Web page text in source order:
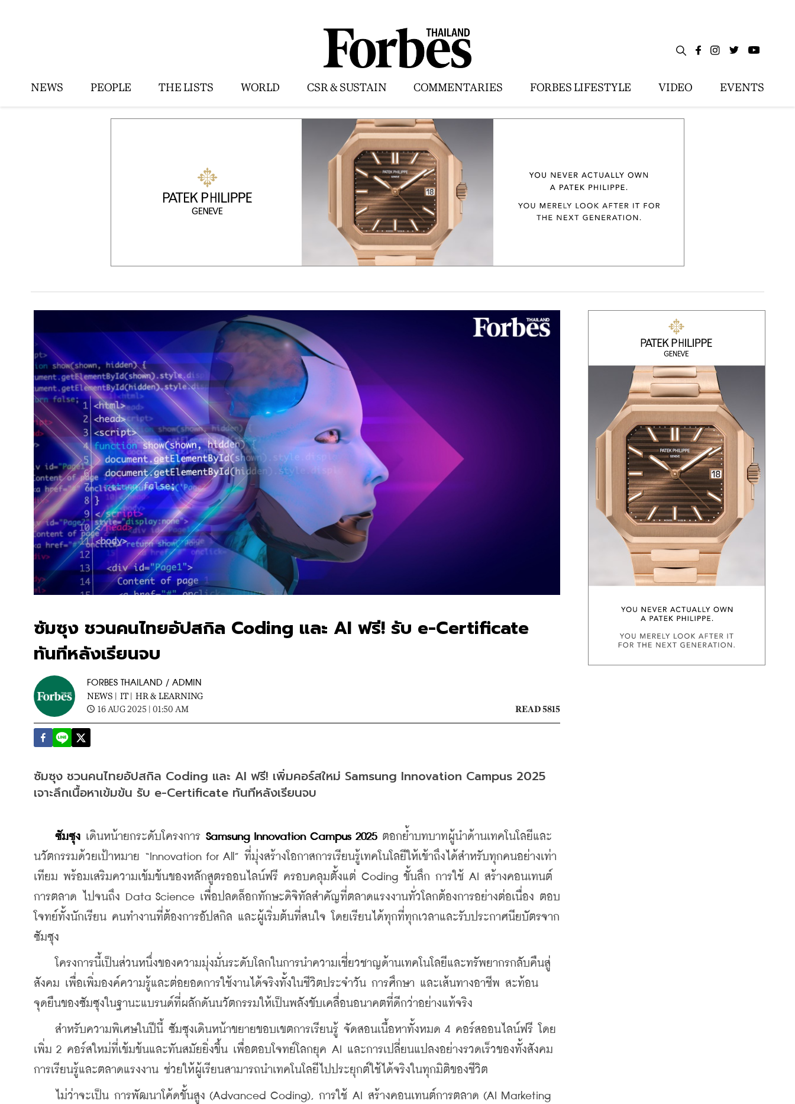
NEWS PEOPLE THE LISTS WORLD CSR & SUSTAIN COMMENTARIES FORBES LIFESTYLE VIDEO EVENTS
ซัมซุง ชวนคนไทยอัปสกิล Coding และ AI ฟรี! รับ e-Certificate
ทันทีหลังเรียนจบ
FORBES THAILAND / ADMIN
NEWS | IT | HR & LEARNING
16 AUG 2025 | 01:50 AM
READ 5815
ซัมซุง ชวนคนไทยอัปสกิล Coding และ AI ฟรี! เพิ่มคอร์สใหม่ Samsung Innovation Campus 2025
เจาะลึกเนื้อหาเข้มข้น รับ e-Certificate ทันทีหลังเรียนจบ
ซัมซุง เดินหน้ายกระดับโครงการ Samsung Innovation Campus 2025 ตอกย้ำบทบาทผู้นำด้านเทคโนโลยีและ
นวัตกรรมด้วยเป้าหมาย “Innovation for All” ที่มุ่งสร้างโอกาสการเรียนรู้เทคโนโลยีให้เข้าถึงได้สำหรับทุกคนอย่างเท่า
เทียม พร้อมเสริมความเข้มข้นของหลักสูตรออนไลน์ฟรี ครอบคลุมตั้งแต่ Coding ขั้นลึก การใช้ AI สร้างคอนเทนต์
การตลาด ไปจนถึง Data Science เพื่อปลดล็อกทักษะดิจิทัลสำคัญที่ตลาดแรงงานทั่วโลกต้องการอย่างต่อเนื่อง ตอบ
โจทย์ทั้งนักเรียน คนทำงานที่ต้องการอัปสกิล และผู้เริ่มต้นที่สนใจ
โดยเรียนได้ทุกที่ทุกเวลาและรับประกาศนียบัตรจาก
ซัมซุง
โครงการนี้เป็นส่วนหนึ่งของความมุ่งมั่นระดับโลกในการนำความเชี่ยวชาญด้านเทคโนโลยีและทรัพยากรกลับคืนสู่
สังคม เพื่อเพิ่มองค์ความรู้และต่อยอดการใช้งานได้จริงทั้งในชีวิตประจำวัน การศึกษา และเส้นทางอาชีพ สะท้อน
จุดยืนของซัมซุงในฐานะแบรนด์ที่ผลักดันนวัตกรรมให้เป็นพลังขับเคลื่อนอนาคตที่ดีกว่าอย่างแท้จริง
สำหรับความพิเศษในปีนี้ ซัมซุงเดินหน้าขยายขอบเขตการเรียนรู้ จัดสอนเนื้อหาทั้งหมด 4 คอร์สออนไลน์ฟรี โดย
เพิ่ม 2 คอร์สใหม่ที่เข้มข้นและทันสมัยยิ่งขึ้น เพื่อตอบโจทย์โลกยุค AI และการเปลี่ยนแปลงอย่างรวดเร็วของทั้งสังคม
การเรียนรู้และตลาดแรงงาน ช่วยให้ผู้เรียนสามารถนำเทคโนโลยีไปประยุกต์ใช้ได้จริงในทุกมิติของชีวิต
ไม่ว่าจะเป็น การพัฒนาโค้ดขั้นสูง (Advanced Coding), การใช้ AI สร้างคอนเทนต์การตลาด (AI Marketing